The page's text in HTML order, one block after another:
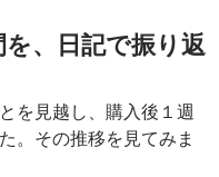
、日記で振り返
を見越し、購入後１週
。その推移を見てみま